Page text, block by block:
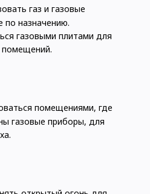
газ и газовые
по назначению.
газовыми плитами для
помещений.
помещениями, где
газовые приборы, для